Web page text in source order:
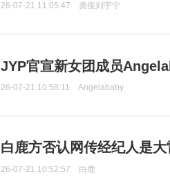
26-07-21 11:05:47 龚俊刘宇宁
JYP官宣新女团成员
26-07-21 10:58:11 Angelababy
白鹿方否认网传经纪人是
26-07-21 10:52:57 白鹿